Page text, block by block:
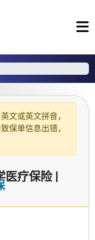
英文或英文拼音，
保单信息出错，
疗保险 |